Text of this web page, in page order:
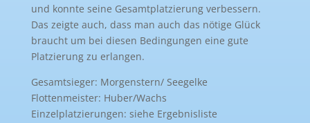
und konnte seine Gesamtplatzierung verbessern.
Das zeigte auch, dass man auch das nötige Glück
braucht um bei diesen Bedingungen eine gute
Platzierung zu erlangen.
Gesamtsieger: Morgenstern/ Seegelke
Flottenmeister: Huber/Wachs
Einzelplatzierungen: siehe Ergebnisliste